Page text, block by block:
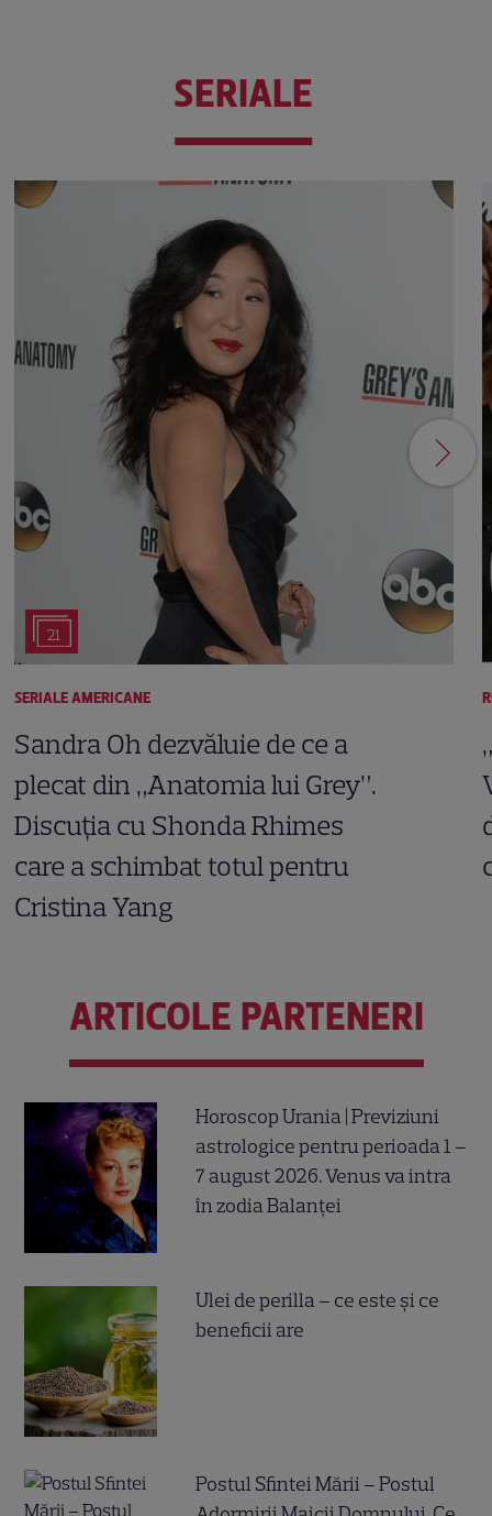
SERIALE
21
SERIALE AMERICANE
Sandra Oh dezvăluie de ce a
plecat din „Anatomia lui Grey”.
Discuția cu Shonda Rhimes
care a schimbat totul pentru
Cristina Yang
ARTICOLE PARTENERI
Horoscop Urania | Previziuni
astrologice pentru perioada 1 –
7 august 2026. Venus va intra
în zodia Balanței
Ulei de perilla – ce este și ce
beneficii are
Postul Sfintei Mării – Postul